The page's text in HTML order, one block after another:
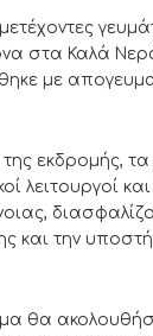
στα Καλά
με
της εκδρομής,
λειτουργοί
και την
θα